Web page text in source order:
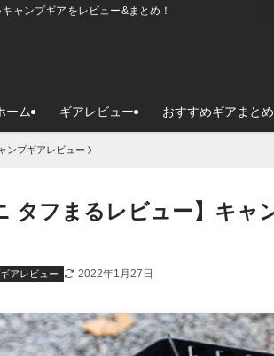
ャンプギアをレビュー&まとめ！
ーム ギアレビュー おすすめギアまとめ
ンプギアレビュー
タフまるレビュー】キ
アレビュー 2022年1月27日